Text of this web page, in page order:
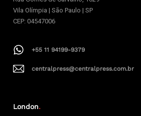
Vila Olímpia | São Paulo | SP
CEP: 04547006
+55 11 94199-9379
centralpress@centralpress.com.br
London.